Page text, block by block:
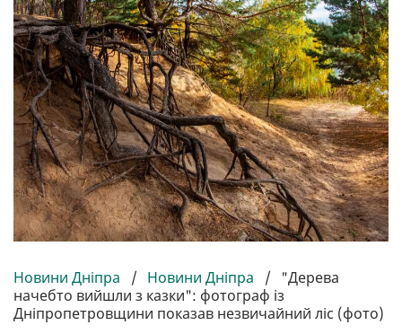
Новини Дніпра / Новини Дніпра /
"Дерева
начебто вийшли з казки": фотограф із
Дніпропетровщини показав незвичайний ліс (фото)